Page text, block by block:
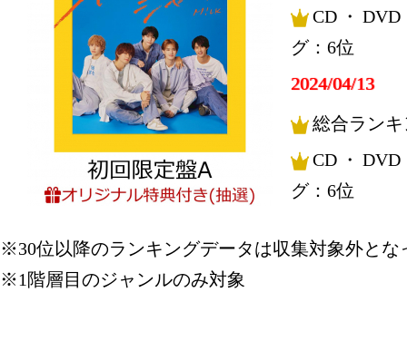
CD・
グ：6位
2024/04/13
総合ラン
CD・
グ：6位
※30位以降のランキングデータは収集対象外とな
※1階層目のジャンルのみ対象